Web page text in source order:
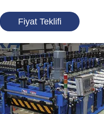
Fiyat Teklifi